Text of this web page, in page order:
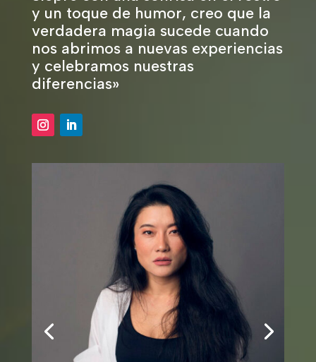
y un toque de humor, creo que la
verdadera magia sucede cuando
nos abrimos a nuevas experiencias
y celebramos nuestras
diferencias»